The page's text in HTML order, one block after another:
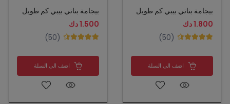
بيجامة بناتي بيبي كم طويل
1.800 دك
(50)
اضف الى السلة
بيجامة بناتي بيبي كم طويل
1.500 دك
(50)
اضف الى السلة